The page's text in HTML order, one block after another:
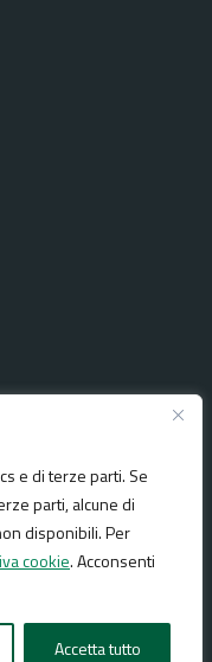
e di terze parti. Se
parti, alcune di
disponibili. Per
cookie. Acconsenti
Accetta tutto